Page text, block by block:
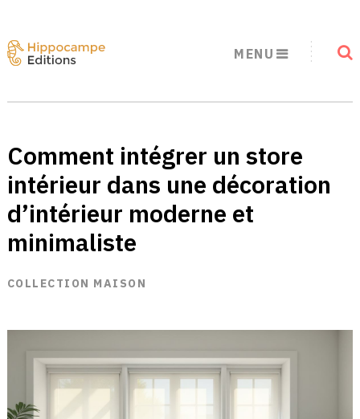
MENU
Comment intégrer un store
intérieur dans une décoration
d’intérieur moderne et
minimaliste
COLLECTION MAISON